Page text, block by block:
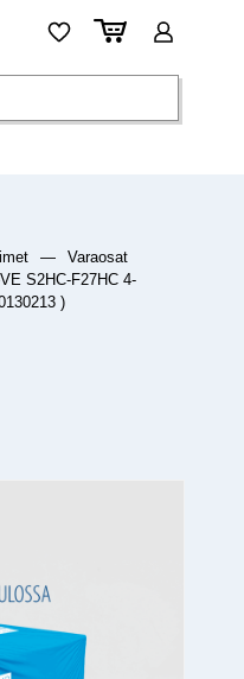
—
Varaosat
S2HC-F27HC 4-
)